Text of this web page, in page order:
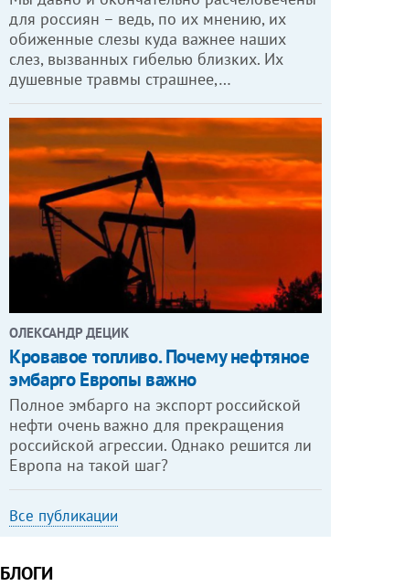
для россиян – ведь, по их мнению, их
обиженные слезы куда важнее наших
слез, вызванных гибелью близких. Их
душевные травмы страшнее,…
ОЛЕКСАНДР ДЕЦИК
Кровавое топливо. Почему нефтяное
эмбарго Европы важно
Полное эмбарго на экспорт российской
нефти очень важно для прекращения
российской агрессии. Однако решится ли
Европа на такой шаг?
Все публикации
БЛОГИ